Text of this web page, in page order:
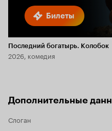
Билеты
Последний богатырь. Колобок
2026, комедия
Дополнительные
Слоган